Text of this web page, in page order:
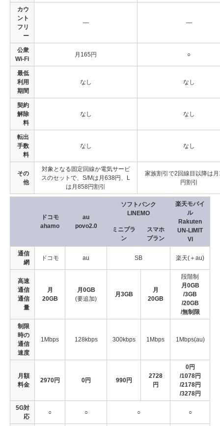
カウ
ント
フリ
ー
― ―
公衆
Wi-Fi
月165円 ○
最低
利用
期間
なし なし
契約
解除
料
なし なし
転出
手数
料
なし なし
その
他
対象となる固定回線か電気サービ
スのセットで、S/Mは月638円、L
は月858円割引
家族割引で2回線目以降は
円割引
ドコモ
ahamo
au
povo2.0
ソフトバンク
LINEMO
楽天モバイ
ル
Rakuten
UN-LIMIT
VI
ミニプラ
ン
スマホ
プラン
通信
網
ドコモ au SB 楽天(＋au)
高速
通信
通信
量
月
20GB
月0GB
(要追加)
月3GB
月
20GB
段階制
月0GB
/3GB
/20GB
/無制限
制限
時の
通信
速度
1Mbps 128kbps 300kbps 1Mbps 1Mbps(au)
月額
料金
2970円 0円 990円
2728
円
0円
/1078円
/2178円
/3278円
5G対
応
○ ○ ○ ○